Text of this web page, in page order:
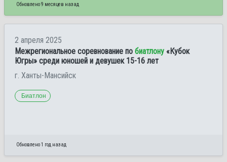
Обновлено 9 месяцев назад
2 апреля 2025
Межрегиональное соревнование по биатлону «Кубок
Югры» среди юношей и девушек 15-16 лет
г. Ханты-Мансийск
Биатлон
Обновлено 1 год назад